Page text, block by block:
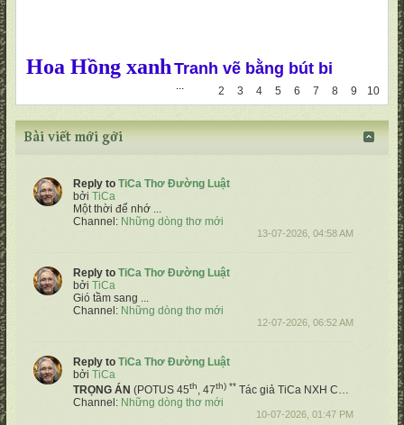
Hoa Hồng xanh Tranh vẽ bằng bút bi
... 2 3 4 5 6 7 8 9 10
Bài viết mới gởi
Reply to TiCa Thơ Đường Luật
bởi TiCa
Một thời để nhớ ...
Channel: Những dòng thơ mới
13-07-2026, 04:58 AM
Reply to TiCa Thơ Đường Luật
bởi TiCa
Gió tầm sang ...
Channel: Những dòng thơ mới
12-07-2026, 06:52 AM
Reply to TiCa Thơ Đường Luật
bởi TiCa
TRỌNG ÁN (POTUS 45th, 47th) ** Tác giả TiCa NXH Chốn võ biền Hoa Kỳ hiệp chủng
Channel: Những dòng thơ mới
10-07-2026, 01:47 PM